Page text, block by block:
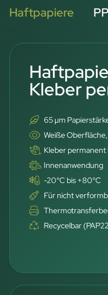
Haftpapiere
Kleber
65 µm
Weiße
Kleber
Innenanwendung
-20°C bis +80°C
Für nicht
Recycelbar